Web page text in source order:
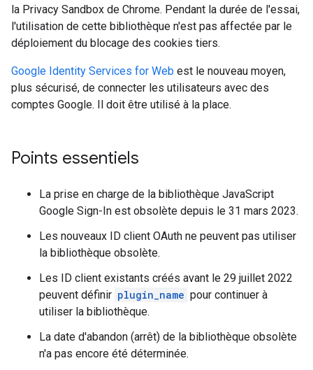
la Privacy Sandbox de Chrome. Pendant la durée de l'essai,
l'utilisation de cette bibliothèque n'est pas affectée par le
déploiement du blocage des cookies tiers.
Google Identity Services for Web est le nouveau moyen,
plus sécurisé, de connecter les utilisateurs avec des
comptes Google. Il doit être utilisé à la place.
Points essentiels
La prise en charge de la bibliothèque JavaScript
Google Sign-In est obsolète depuis le 31 mars 2023.
Les nouveaux ID client OAuth ne peuvent pas utiliser
la bibliothèque obsolète.
Les ID client existants créés avant le 29 juillet 2022
peuvent définir plugin_name pour continuer à
utiliser la bibliothèque.
La date d'abandon (arrêt) de la bibliothèque obsolète
n'a pas encore été déterminée.